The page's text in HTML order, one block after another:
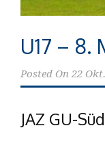
U17 – 8.
Posted On 22
JAZ GU-